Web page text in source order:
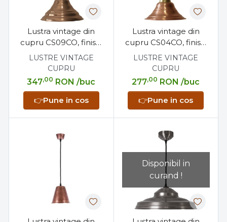
Lustra vintage din
cupru CS09CO, finisaj
mat, diametru 33 cm
LUSTRE VINTAGE
CUPRU
347,00 RON /buc
👉Pune in cos
Lustra vintage din
cupru CS04CO, finisaj
mat, diametru 28 cm
LUSTRE VINTAGE
CUPRU
277,00 RON /buc
👉Pune in cos
Disponibil in
curand !